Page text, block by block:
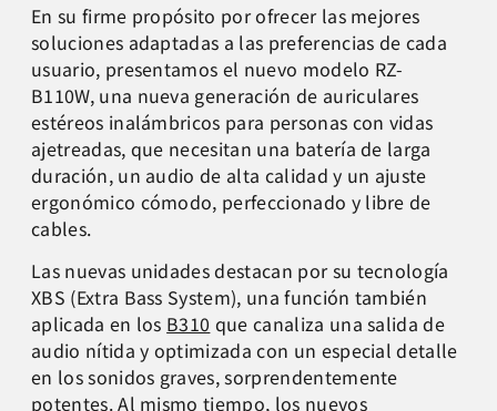
En su firme propósito por ofrecer las mejores
soluciones adaptadas a las preferencias de cada
usuario, presentamos el nuevo modelo RZ-
B110W, una nueva generación de auriculares
estéreos inalámbricos para personas con vidas
ajetreadas, que necesitan una batería de larga
duración, un audio de alta calidad y un ajuste
ergonómico cómodo, perfeccionado y libre de
cables.
Las nuevas unidades destacan por su tecnología
XBS (Extra Bass System), una función también
aplicada en los B310 que canaliza una salida de
audio nítida y optimizada con un especial detalle
en los sonidos graves, sorprendentemente
potentes. Al mismo tiempo, los nuevos